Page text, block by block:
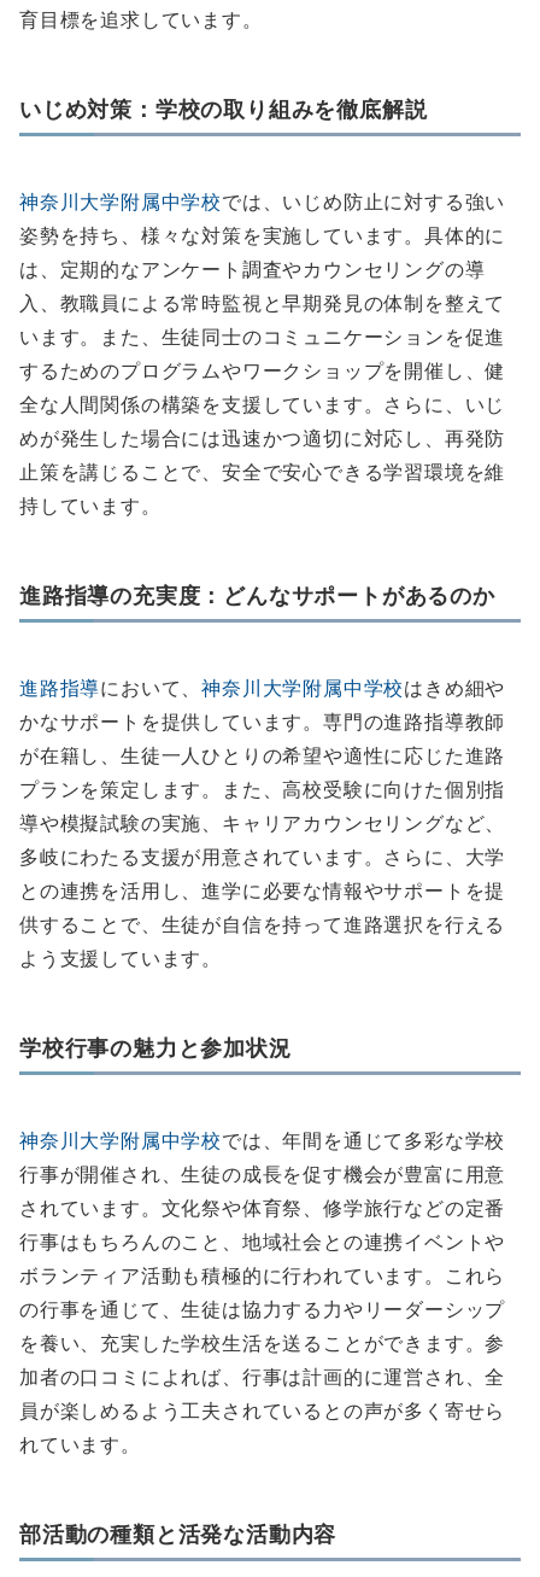
育目標を追求しています。
いじめ対策：学校の取り組みを徹底解説
神奈川大学附属中学校では、いじめ防止に対する強い
姿勢を持ち、様々な対策を実施しています。具体的に
は、定期的なアンケート調査やカウンセリングの導
入、教職員による常時監視と早期発見の体制を整えて
います。また、生徒同士のコミュニケーションを促進
するためのプログラムやワークショップを開催し、健
全な人間関係の構築を支援しています。さらに、いじ
めが発生した場合には迅速かつ適切に対応し、再発防
止策を講じることで、安全で安心できる学習環境を維
持しています。
進路指導の充実度：どんなサポートがあるのか
進路指導において、神奈川大学附属中学校はきめ細や
かなサポートを提供しています。専門の進路指導教師
が在籍し、生徒一人ひとりの希望や適性に応じた進路
プランを策定します。また、高校受験に向けた個別指
導や模擬試験の実施、キャリアカウンセリングなど、
多岐にわたる支援が用意されています。さらに、大学
との連携を活用し、進学に必要な情報やサポートを提
供することで、生徒が自信を持って進路選択を行える
よう支援しています。
学校行事の魅力と参加状況
神奈川大学附属中学校では、年間を通じて多彩な学校
行事が開催され、生徒の成長を促す機会が豊富に用意
されています。文化祭や体育祭、修学旅行などの定番
行事はもちろんのこと、地域社会との連携イベントや
ボランティア活動も積極的に行われています。これら
の行事を通じて、生徒は協力する力やリーダーシップ
を養い、充実した学校生活を送ることができます。参
加者の口コミによれば、行事は計画的に運営され、全
員が楽しめるよう工夫されているとの声が多く寄せら
れています。
部活動の種類と活発な活動内容